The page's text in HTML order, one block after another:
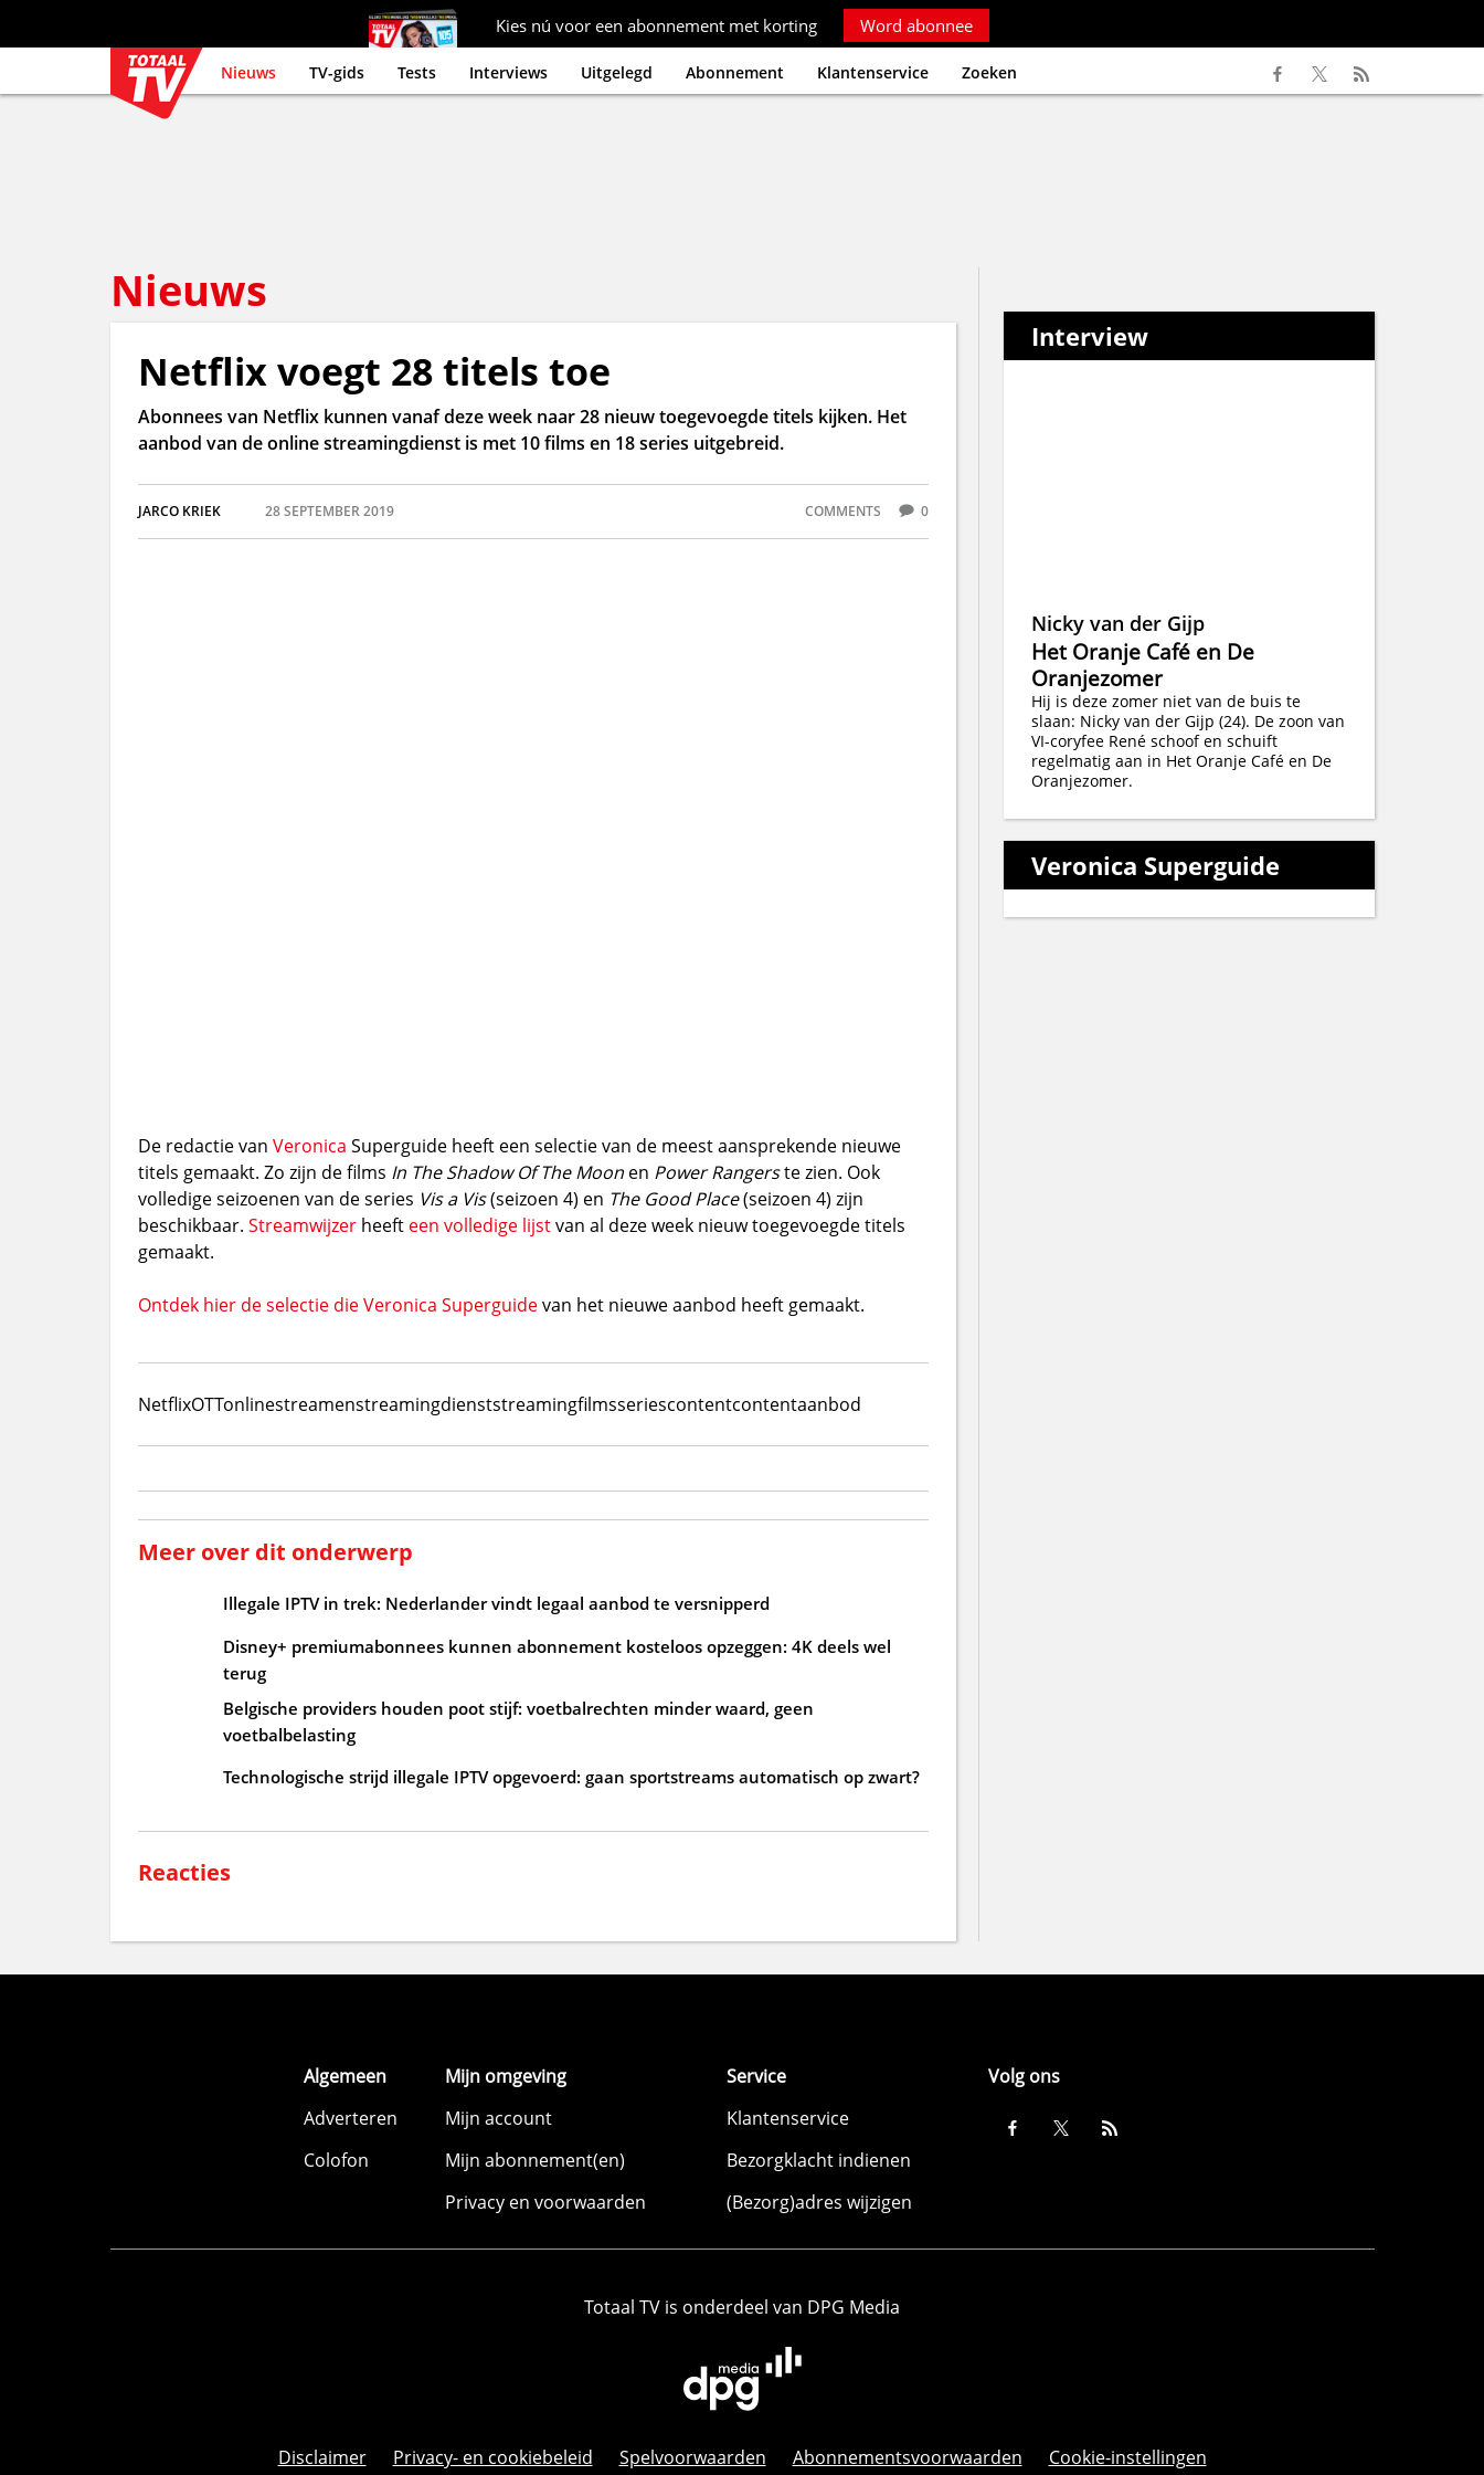
Kies nú voor een abonnement met korting Word abonnee
Nieuws TV-gids Tests Interviews Uitgelegd Abonnement Klantenservice Zoeken
Nieuws
Netflix voegt 28 titels toe
Abonnees van Netflix kunnen vanaf deze week naar 28 nieuw toegevoegde titels kijken. Het
aanbod van de online streamingdienst is met 10 films en 18 series uitgebreid.
JARCO KRIEK 28 SEPTEMBER 2019 COMMENTS 0
De redactie van Veronica Superguide heeft een selectie van de meest aansprekende nieuwe
titels gemaakt. Zo zijn de films In The Shadow Of The Moonen Power Rangerste zien. Ook
volledige seizoenen van de series Vis a Vis(seizoen 4) en The Good Place(seizoen 4) zijn
beschikbaar. Streamwijzerheeft een volledige lijstvan al deze week nieuw toegevoegde titels
gemaakt.
Ontdek hier de selectie dieVeronica Superguidevan het nieuwe aanbod heeft gemaakt.
NetflixOTTonlinestreamenstreamingdienststreamingfilmsseriescontentcontentaanbod
Meer over dit onderwerp
Illegale IPTV in trek: Nederlander vindt legaal aanbod te versnipperd
Disney+ premiumabonnees kunnen abonnement kosteloos opzeggen: 4K deels wel
terug
Belgische providers houden poot stijf: voetbalrechten minder waard, geen
voetbalbelasting
Technologische strijd illegale IPTV opgevoerd: gaan sportstreams automatisch op zwart?
Reacties
Interview
Nicky van der Gijp
Het Oranje Café en De
Oranjezomer
Hij is deze zomer niet van de buis te
slaan: Nicky van der Gijp (24). De zoon van
VI-coryfee René schoof en schuift
regelmatig aan in Het Oranje Café en De
Oranjezomer.
Veronica Superguide
Algemeen
Adverteren
Colofon
Mijn omgeving
Mijn account
Mijn abonnement(en)
Privacy en voorwaarden
Service
Klantenservice
Bezorgklacht indienen
(Bezorg)adres wijzigen
Volg ons
Totaal TV is onderdeel van DPG Media
Disclaimer Privacy- en cookiebeleid Spelvoorwaarden Abonnementsvoorwaarden Cookie-instellingen